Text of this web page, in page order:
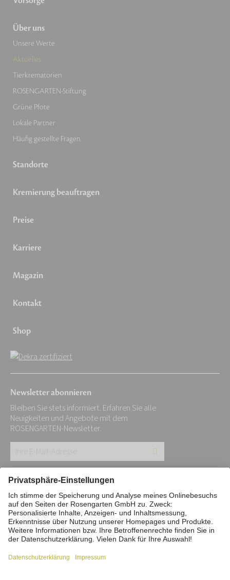
Über uns
Unsere Werte
Aktuelles
Tierkrematorien
ROSENGARTEN-Stiftung
Grüne Pfote
Lokale Partner
Häufig gestellte Fragen
Standorte
Kremierung beauftragen
Preise
Karriere
Magazin
Kontakt
Shop
Newsletter abonnieren
Bleiben Sie stets informiert. Erfahren Sie alle
Neuigkeiten und Angebote mit dem
ROSENGARTEN-Newsletter.
E-
Mail-
Adresse:
*
Impressum Datenschutz
Stiftung
Interne Meldestelle
Zahlungsmittel
Barrierefreiheitserklärung
Vertrag widerrufen